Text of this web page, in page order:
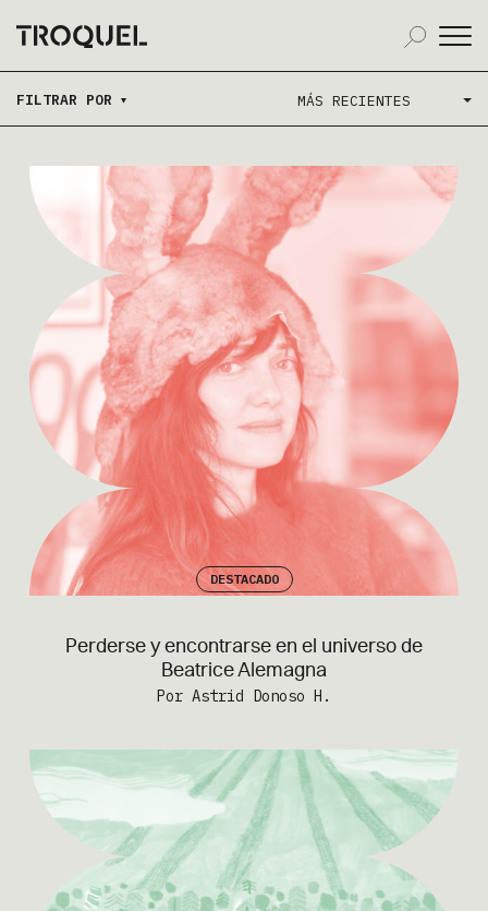
FILTRAR POR MÁS RECIENTES
DESTACADO
Perderse y encontrarse en el universo de
Beatrice Alemagna
Por Astrid Donoso H.